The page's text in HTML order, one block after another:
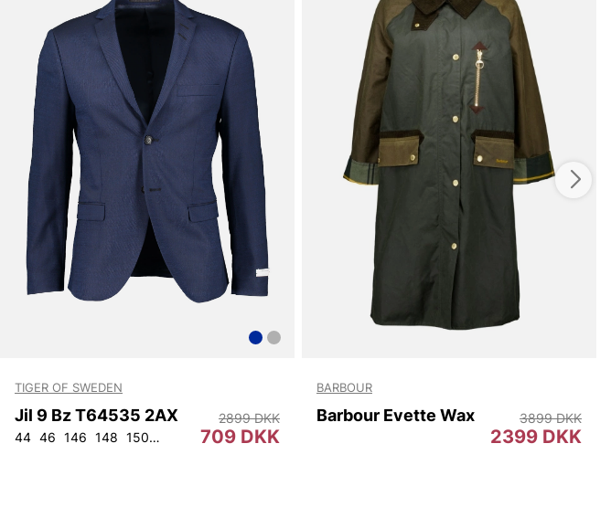
TIGER OF SWEDEN
Jil 9 Bz T64535 2AX
44 46 146 148 150 152 92 96 100 104
709 DKK
2899 DKK
BARBOUR
Barbour Evette Wax
2399 DKK
3899 DKK